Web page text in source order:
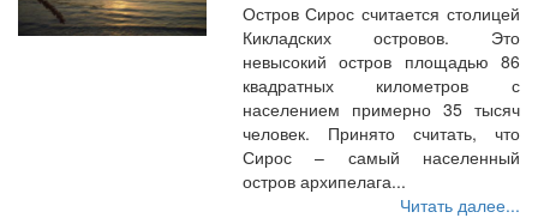
Остров Сирос считается столицей
Кикладских островов. Это
невысокий остров площадью 86
квадратных километров с
населением примерно 35 тысяч
человек. Принято считать, что
Сирос – самый населенный
остров архипелага...
Читать далее...